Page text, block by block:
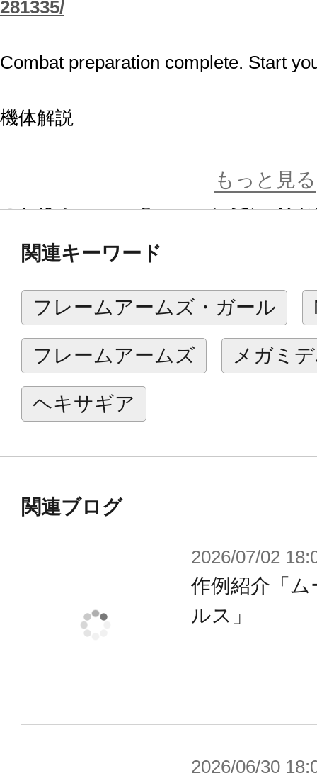
281335/
Combat preparation complete. Start
機体解説
に参加する構成要素として扱うこと
要求仕様の上位を占める項目のほぼ
アの開放型操縦席による騎乗戦を志
されるガバナーの生残性を飛躍的に
本体の重装甲化は胴部の重要部位に
ている。
シスト性能に大幅な向上が見られる
給するエネルギーを過度に消耗し運
前提に、その対価として高出力を得
ンA1には装備不可能な重火器による
励起」に近いものと言え、後に続く
もっと見る
関連キーワード
フレームアームズ・ガール
フレームアームズ メガミ
ヘキサギア
関連ブログ
2026/07/02
作例紹介「
ルス」
2026/06/30